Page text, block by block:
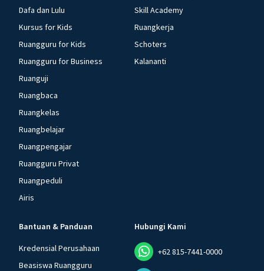
Dafa dan Lulu
Kursus for Kids
Ruangguru for Kids
Ruangguru for Business
Ruanguji
Ruangbaca
Ruangkelas
Ruangbelajar
Ruangpengajar
Ruangguru Privat
Ruangpeduli
Airis
Skill Academy
Ruangkerja
Schoters
Kalananti
Bantuan & Panduan
Kredensial Perusahaan
Beasiswa Ruangguru
Hubungi Kami
+62 815-7441-0000